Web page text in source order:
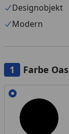
Designobjekt
Modern
Farbe
Alle anzeigen (2)